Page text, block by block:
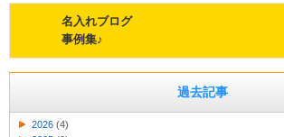
名入れブログ
事例集♪
過去記事
2026 (4)